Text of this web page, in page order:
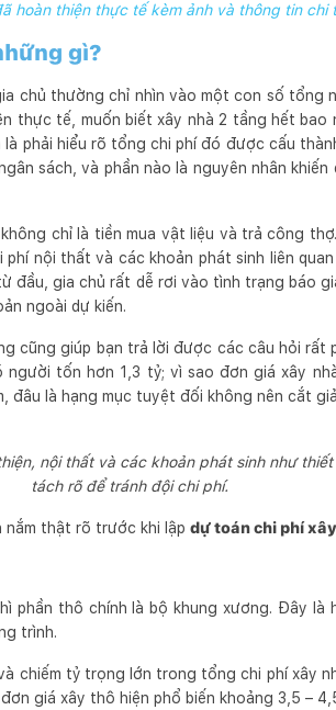
hoàn thiện thực tế kèm ảnh và thông tin chi
gì?
chủ thường chỉ nhìn vào một con số tổng
thực tế, muốn biết xây nhà 2 tầng hết bao
phải hiểu rõ tổng chi phí đó được cấu
sách, và phần nào là nguyên nhân
chỉ là tiền mua vật liệu và trả công
nội thất và các khoản phát sinh liên
đầu, gia chủ rất dễ rơi vào tình trạng báo
ngoài dự kiến.
cũng giúp bạn trả lời được các câu hỏi rất
tốn hơn 1,3 tỷ; vì sao đơn giá xây
đâu là hạng mục tuyệt đối không nên cắt
nội thất và các khoản phát sinh như
tách rõ để tránh đội chi phí.
nắm thật rõ trước khi lập dự toán chi phí
phần thô chính là bộ khung xương. Đây là
trình.
chiếm tỷ trọng lớn trong tổng chi phí xây
giá xây thô hiện phổ biến khoảng 3,5 –